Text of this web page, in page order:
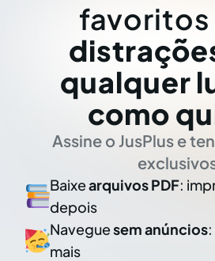
favoritos
qualquer
como
Assine o JusPlus e
Baixearquivos PDF:
depois
Naveguesem anúncios:
mais